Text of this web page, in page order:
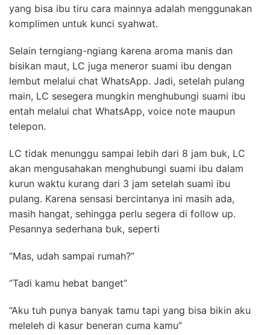
yang bisa ibu tiru cara mainnya adalah menggunakan
komplimen untuk kunci syahwat.
Selain terngiang-ngiang karena aroma manis dan
bisikan maut, LC juga meneror suami ibu dengan
lembut melalui chat WhatsApp. Jadi, setelah pulang
main, LC sesegera mungkin menghubungi suami ibu
entah melalui chat WhatsApp, voice note maupun
telepon.
LC tidak menunggu sampai lebih dari 8 jam buk, LC
akan mengusahakan menghubungi suami ibu dalam
kurun waktu kurang dari 3 jam setelah suami ibu
pulang. Karena sensasi bercintanya ini masih ada,
masih hangat, sehingga perlu segera di follow up.
Pesannya sederhana buk, seperti
“Mas, udah sampai rumah?”
“Tadi kamu hebat banget”
“Aku tuh punya banyak tamu tapi yang bisa bikin aku
meleleh di kasur beneran cuma kamu”